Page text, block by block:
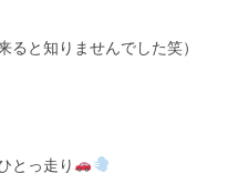
ると知りませんでした笑）
とっ走り